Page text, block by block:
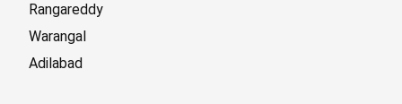
Rangareddy
Warangal
Adilabad